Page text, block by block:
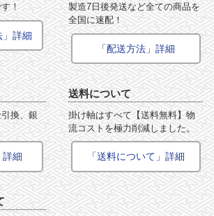
！
」詳細
製造7日後発送など全ての商品を
全国に速配！
「配送方法」詳細
換、銀
詳細
送料について
掛け軸はすべて【送料無料】物
流コストを極力削減しました。
「送料について」詳細